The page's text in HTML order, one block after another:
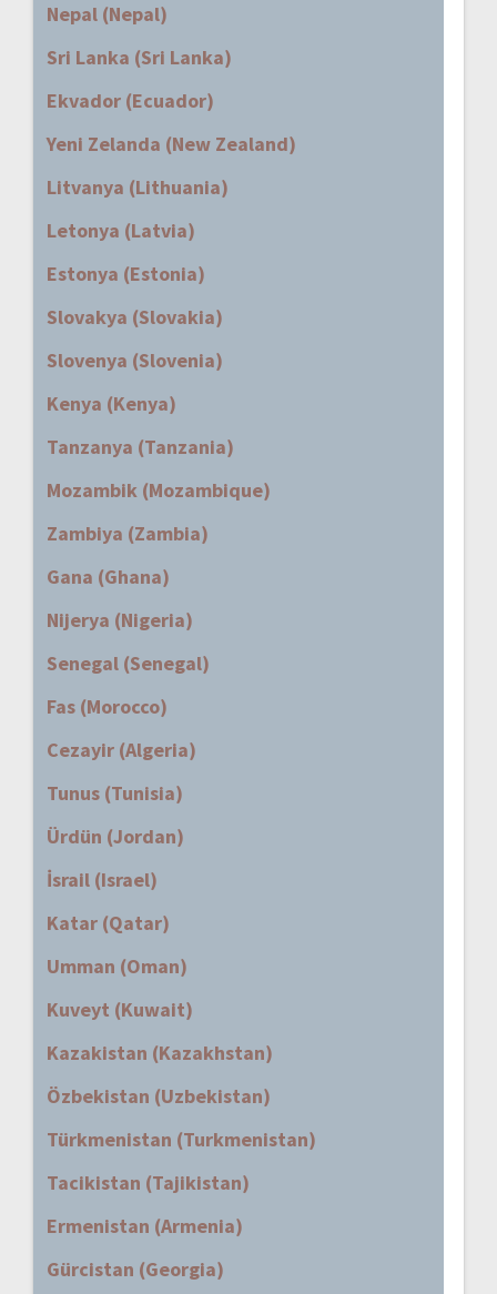
Nepal (Nepal)
Sri Lanka (Sri Lanka)
Ekvador (Ecuador)
Yeni Zelanda (New Zealand)
Litvanya (Lithuania)
Letonya (Latvia)
Estonya (Estonia)
Slovakya (Slovakia)
Slovenya (Slovenia)
Kenya (Kenya)
Tanzanya (Tanzania)
Mozambik (Mozambique)
Zambiya (Zambia)
Gana (Ghana)
Nijerya (Nigeria)
Senegal (Senegal)
Fas (Morocco)
Cezayir (Algeria)
Tunus (Tunisia)
Ürdün (Jordan)
İsrail (Israel)
Katar (Qatar)
Umman (Oman)
Kuveyt (Kuwait)
Kazakistan (Kazakhstan)
Özbekistan (Uzbekistan)
Türkmenistan (Turkmenistan)
Tacikistan (Tajikistan)
Ermenistan (Armenia)
Gürcistan (Georgia)